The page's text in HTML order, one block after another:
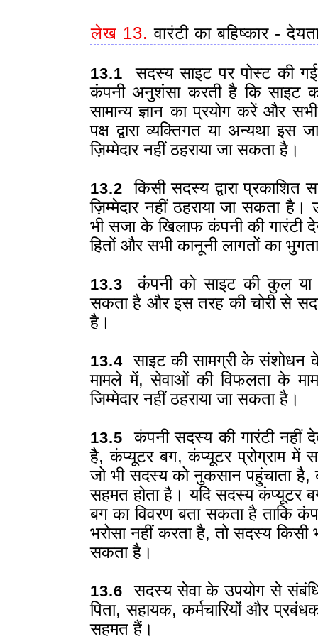
लेख 13. वारंटी का बहिष्कार -
13.1 सदस्य साइट पर पोस्ट की गई
कंपनी अनुशंसा करती है कि साइट
सामान्य ज्ञान का प्रयोग करें और
पक्ष द्वारा व्यक्तिगत या अन्यथा
ज़िम्मेदार नहीं ठहराया जा सकता है।
13.2 किसी सदस्य द्वारा
ज़िम्मेदार नहीं ठहराया जा सकता
भी सजा के खिलाफ कंपनी की गारंटी
हितों और सभी कानूनी लागतों का
13.3 कंपनी को साइट की कुल या
सकता है और इस तरह की चोरी से
है।
13.4 साइट की सामग्री के संशोधन
मामले में, सेवाओं की विफलता के
जिम्मेदार नहीं ठहराया जा सकता है।
13.5 कंपनी सदस्य की गारंटी नहीं
है, कंप्यूटर बग, कंप्यूटर प्रोग्राम में
जो भी सदस्य को नुकसान पहुंचाता है,
सहमत होता है। यदि सदस्य कंप्यूटर
बग का विवरण बता सकता है ताकि
भरोसा नहीं करता है, तो सदस्य
सकता है।
13.6 सदस्य सेवा के उपयोग से
पिता, सहायक, कर्मचारियों और
सहमत हैं।